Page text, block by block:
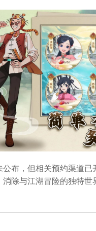
布，但相关预约渠道
除与江湖冒险的独特世